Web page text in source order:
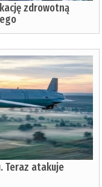
zdrowotną
Teraz atakuje